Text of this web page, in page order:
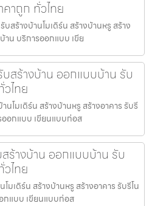
คาถูก ทั่วไทย
สร้างบ้านโมเดิร์น สร้างบ้านหรู สร้าง
าน บริการออกแบบ เขีย
สร้างบ้าน ออกแบบบ้าน รับ
ไทย
โมเดิร์น สร้างบ้านหรู สร้างอาคาร รับรี
ออกแบบ เขียนแบบก่อส
ร้างบ้าน ออกแบบบ้าน รับ
ไทย
มเดิร์น สร้างบ้านหรู สร้างอาคาร รับรีโน
กแบบ เขียนแบบก่อส